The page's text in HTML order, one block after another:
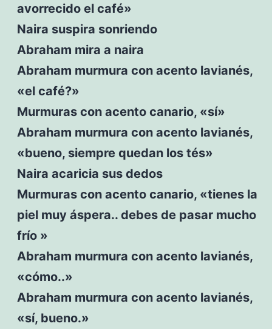
avorrecido el café»
Naira suspira sonriendo
Abraham mira a naira
Abraham murmura con acento lavianés,
«el café?»
Murmuras con acento canario, «sí»
Abraham murmura con acento lavianés,
«bueno, siempre quedan los tés»
Naira acaricia sus dedos
Murmuras con acento canario, «tienes la
piel muy áspera.. debes de pasar mucho
frío »
Abraham murmura con acento lavianés,
«cómo..»
Abraham murmura con acento lavianés,
«sí, bueno.»